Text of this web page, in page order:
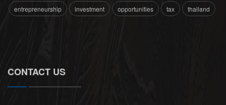
entrepreneurship investment opportunities tax thailand
CONTACT US